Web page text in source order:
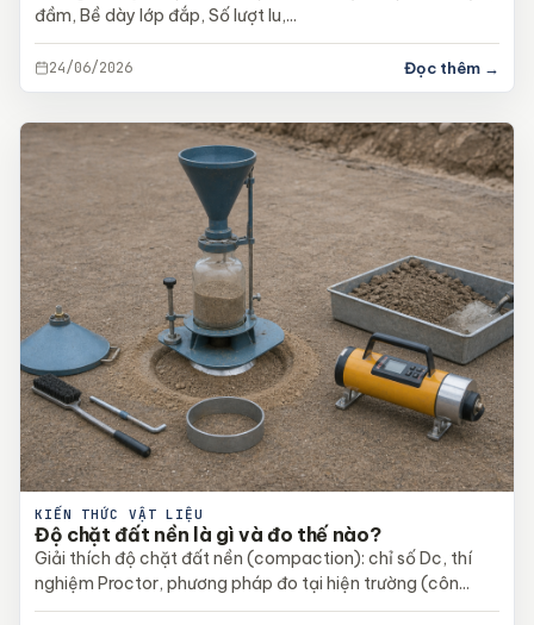
đầm, Bề dày lớp đắp, Số lượt lu,...
24/06/2026 Đọc thêm →
KIẾN THỨC VẬT LIỆU
Độ chặt đất nền là gì và đo thế nào?
Giải thích độ chặt đất nền (compaction): chỉ số Dc, thí
nghiệm Proctor, phương pháp đo tại hiện trường (côn...